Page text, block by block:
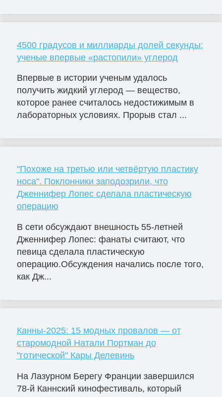
4500 градусов и миллиарды долей секунды:
ученые впервые «растопили» углерод
Впервые в истории ученым удалось
получить жидкий углерод — вещество,
которое ранее считалось недостижимым в
лабораторных условиях. Прорыв стал ...
"Похоже на третью или четвёртую пластику
носа". Поклонники заподозрили, что
Дженнифер Лопес сделала пластическую
операцию
В сети обсуждают внешность 55-летней
Дженнифер Лопес: фанаты считают, что
певица сделала пластическую
операцию.Обсуждения начались после того,
как Дж...
Канны-2025: 15 модных провалов — от
старомодной Натали Портман до
"готической" Кары Делевинь
На Лазурном Берегу Франции завершился
78-й Каннский кинофестиваль, который